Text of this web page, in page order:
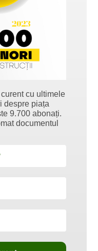
cu ultimele
despre piața
9.700 abonați.
documentul